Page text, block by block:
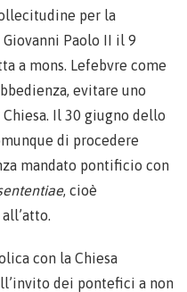
per la
Paolo II il 9
a mons. Lefebvre come
evitare uno
Il 30 giugno dello
di procedere
mandato pontificio con
, cioè
con la Chiesa
dei pontefici a non